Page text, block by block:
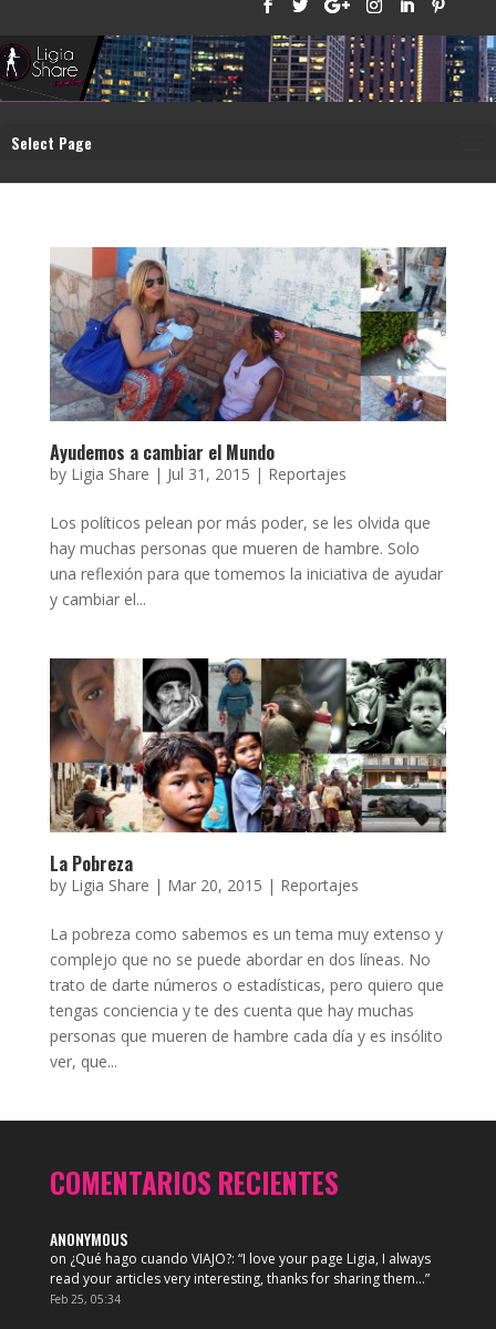
Select Page
Ayudemos a cambiar el Mundo
by Ligia Share | Jul 31, 2015 | Reportajes
Los políticos pelean por más poder, se les olvida que
hay muchas personas que mueren de hambre. Solo
una reflexión para que tomemos la iniciativa de ayudar
y cambiar el...
La Pobreza
by Ligia Share | Mar 20, 2015 | Reportajes
La pobreza como sabemos es un tema muy extenso y
complejo que no se puede abordar en dos líneas. No
trato de darte números o estadísticas, pero quiero que
tengas conciencia y te des cuenta que hay muchas
personas que mueren de hambre cada día y es insólito
ver, que...
COMENTARIOS RECIENTES
ANONYMOUS
on ¿Qué hago cuando VIAJO?: “I love your page Ligia, I always
read your articles very interesting, thanks for sharing them…”
Feb 25, 05:34